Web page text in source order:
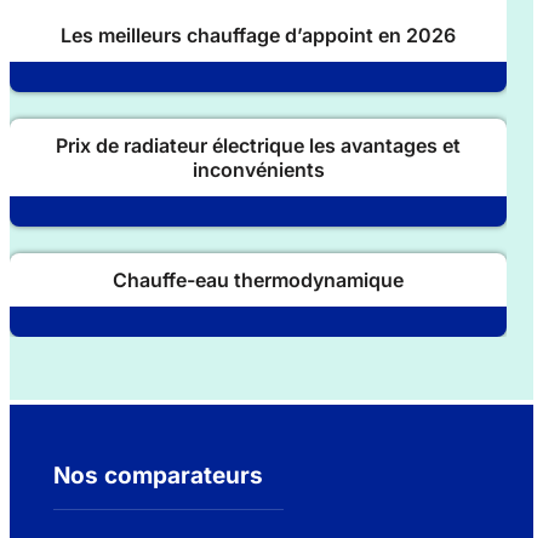
Les meilleurs chauffage d’appoint en 2026
Prix de radiateur électrique les avantages et
inconvénients
Chauffe-eau thermodynamique
Nos comparateurs